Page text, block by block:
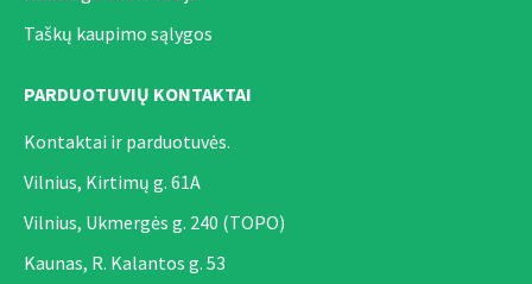
Taškų kaupimo sąlygos
PARDUOTUVIŲ KONTAKTAI
Kontaktai ir parduotuvės.
Vilnius, Kirtimų g. 61A
Vilnius, Ukmergės g. 240 (TOPO)
Kaunas, R. Kalantos g. 53